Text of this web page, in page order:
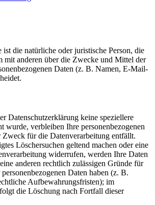
die natürliche oder juristische Person, die
mit anderen über die Zwecke und Mittel der
Daten (z. B. Namen, E-Mail-
Datenschutzerklärung keine speziellere
wurde, verbleiben Ihre personenbezogenen
Zweck für die Datenverarbeitung entfällt.
Löschersuchen geltend machen oder eine
widerrufen, werden Ihre Daten
anderen rechtlich zulässigen Gründe für
Daten haben (z. B.
Aufbewahrungsfristen); im
die Löschung nach Fortfall dieser